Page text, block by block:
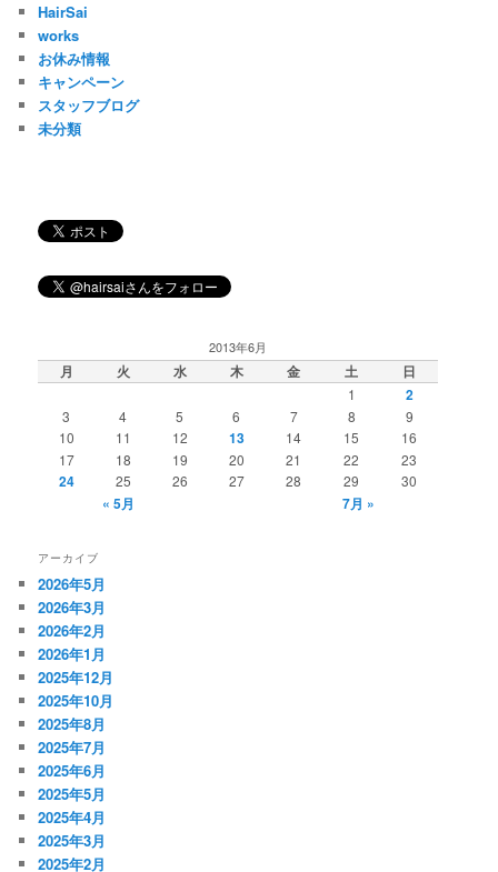
HairSai
works
お休み情報
キャンペーン
スタッフブログ
未分類
2013年6月
月 火 水 木 金 土 日
1 2
3 4 5 6 7 8
9
10
11 12 13 14 15
16
17
18 19 20 21 22 23
24 25 26 27 28 29 30
« 5月 7月 »
アーカイブ
2026年5月
2026年3月
2026年2月
2026年1月
2025年12月
2025年10月
2025年8月
2025年7月
2025年6月
2025年5月
2025年4月
2025年3月
2025年2月